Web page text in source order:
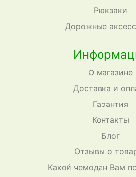
Рюкзаки
Дорожные
О магазине
Доставка и
Гарантия
Контакты
Блог
Отзывы о
Какой чемодан Вам